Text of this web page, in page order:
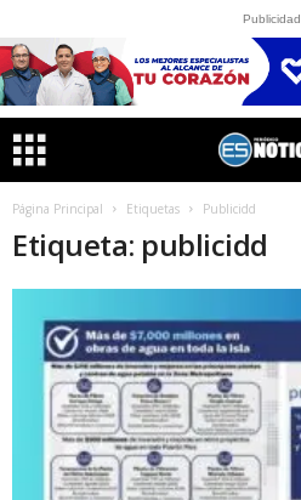
Publicidad
Página Principal Etiquetas Publicidd
Etiqueta: publicidd